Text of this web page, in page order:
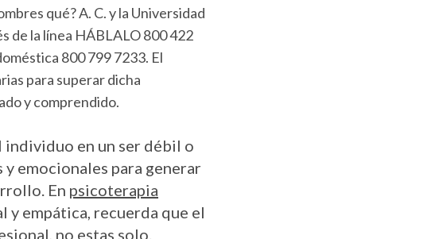
qué? A. C. y la Universidad
de la línea HÁBLALO 800 422
800 799 7233. El
para superar dicha
y comprendido.
en un ser débil o
emocionales para generar
En psicoterapia
y empática, recuerda que el
no estas solo.